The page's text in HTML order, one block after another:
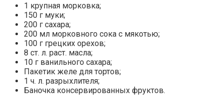
1 крупная морковка;
150 г муки;
200 г сахара;
200 мл морковного сока с мякотью;
100 г грецких орехов;
8 ст. л. раст. масла;
10 г ванильного сахара;
Пакетик желе для тортов;
1 ч. л. разрыхлителя;
Баночка консервированных фруктов.